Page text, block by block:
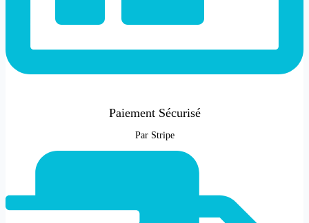
Paiement Sécurisé
Par Stripe